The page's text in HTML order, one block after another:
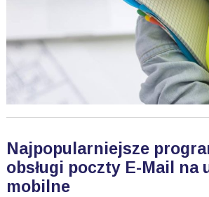
Najpopularniejsze
obsługi poczty E-Mail na
mobilne